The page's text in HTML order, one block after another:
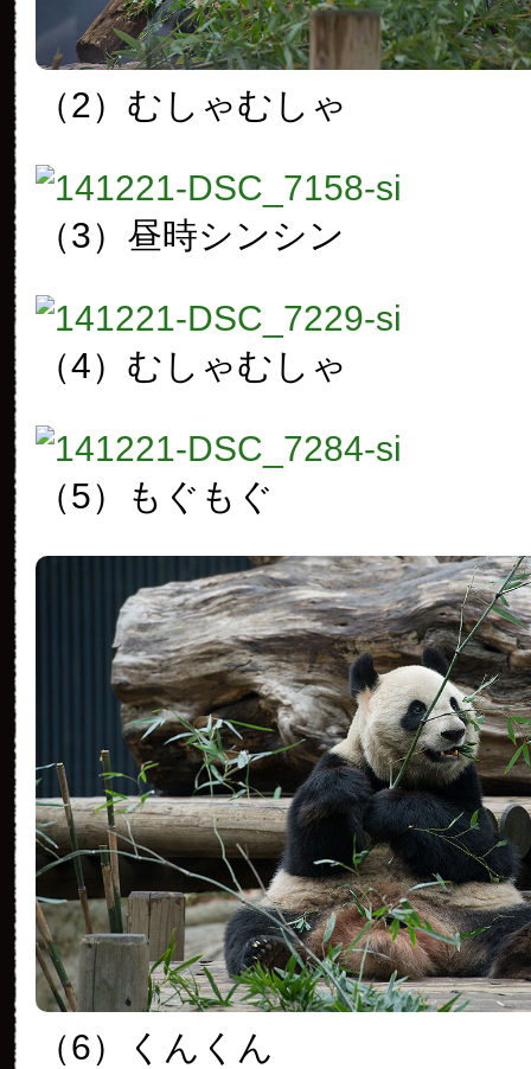
（2）むしゃむしゃ
（3）昼時シンシン
（4）むしゃむしゃ
（5）もぐもぐ
（6）くんくん